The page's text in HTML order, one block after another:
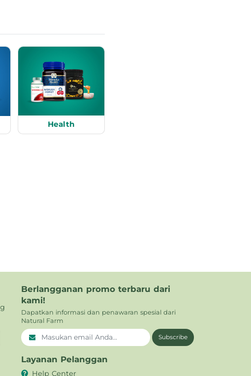
Health
Berlangganan promo terbaru dari
kami!
Dapatkan informasi dan penawaran spesial dari
Natural Farm
Subscribe
Layanan Pelanggan
Help Center